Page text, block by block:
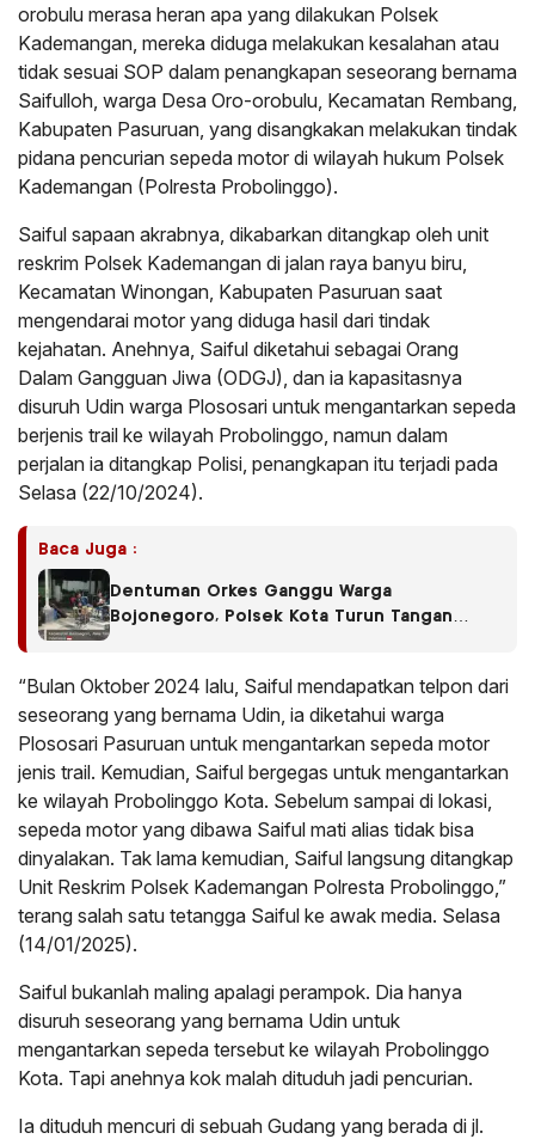
orobulu merasa heran apa yang dilakukan Polsek
Kademangan, mereka diduga melakukan kesalahan atau
tidak sesuai SOP dalam penangkapan seseorang bernama
Saifulloh, warga Desa Oro-orobulu, Kecamatan Rembang,
Kabupaten Pasuruan, yang disangkakan melakukan tindak
pidana pencurian sepeda motor di wilayah hukum Polsek
Kademangan (Polresta Probolinggo).
Saiful sapaan akrabnya, dikabarkan ditangkap oleh unit
reskrim Polsek Kademangan di jalan raya banyu biru,
Kecamatan Winongan, Kabupaten Pasuruan saat
mengendarai motor yang diduga hasil dari tindak
kejahatan. Anehnya, Saiful diketahui sebagai Orang
Dalam Gangguan Jiwa (ODGJ), dan ia kapasitasnya
disuruh Udin warga Plososari untuk mengantarkan sepeda
berjenis trail ke wilayah Probolinggo, namun dalam
perjalan ia ditangkap Polisi, penangkapan itu terjadi pada
Selasa (22/10/2024).
Baca Juga :
Dentuman Orkes Ganggu Warga
Bojonegoro, Polsek Kota Turun Tangan
“Bulan Oktober 2024 lalu, Saiful mendapatkan telpon dari
seseorang yang bernama Udin, ia diketahui warga
Plososari Pasuruan untuk mengantarkan sepeda motor
jenis trail. Kemudian, Saiful bergegas untuk mengantarkan
ke wilayah Probolinggo Kota. Sebelum sampai di lokasi,
sepeda motor yang dibawa Saiful mati alias tidak bisa
dinyalakan. Tak lama kemudian, Saiful langsung ditangkap
Unit Reskrim Polsek Kademangan Polresta Probolinggo,”
terang salah satu tetangga Saiful ke awak media. Selasa
(14/01/2025).
Saiful bukanlah maling apalagi perampok. Dia hanya
disuruh seseorang yang bernama Udin untuk
mengantarkan sepeda tersebut ke wilayah Probolinggo
Kota. Tapi anehnya kok malah dituduh jadi pencurian.
Ia dituduh mencuri di sebuah Gudang yang berada di jl.